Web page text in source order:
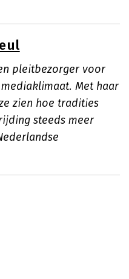
pleitbezorger voor
Met haar
zien hoe tradities
steeds meer